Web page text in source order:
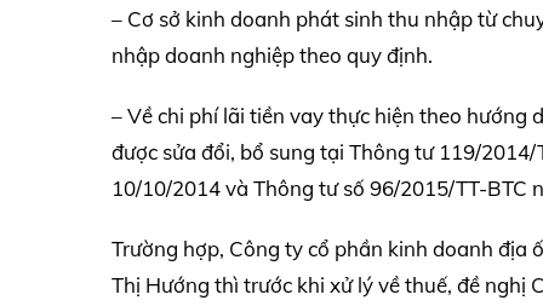
– Cơ sở kinh doanh phát sinh thu nhập từ
nhập doanh nghiệp theo quy định.
– Về chi phí lãi tiền vay thực hiện theo
được sửa đổi, bổ sung tại Thông tư 119/
10/10/2014 và Thông tư số 96/2015/TT-BTC
Trường hợp, Công ty cổ phần kinh doanh địa
Thị Hướng thì trước khi xử lý về thuế, đề nghị